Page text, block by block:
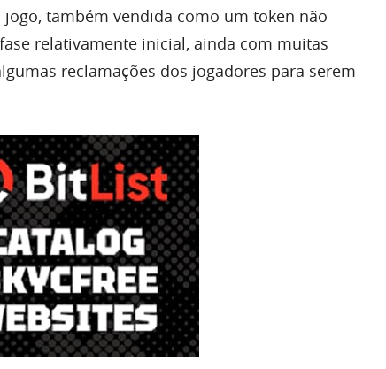
também vendida como um token não
relativamente inicial, ainda com muitas
reclamações dos jogadores para serem